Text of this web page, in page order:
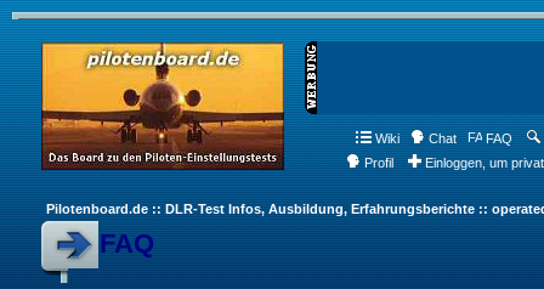
Wiki Chat FAQ
Profil
Einloggen, um
Pilotenboard.de :: DLR-Test Infos, Ausbildung, Erfahrungsberichte ::
FAQ